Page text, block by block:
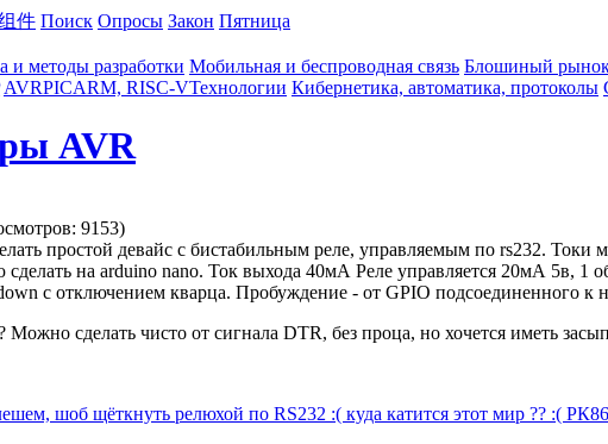
件 Поиск Опросы Закон Пятница
и методы разработки Мобильная и беспроводная связь Блошиный
AVRPICARM, RISC-VТехнологии Кибернетика, автоматика, протоколы
AVR
9153)
простой девайс с бистабильным реле, управляемым по rs232.
на arduino nano. Ток выхода 40мА Реле управляется 20мА 5в, 1
с отключением кварца. Пробуждение - от GPIO подсоединенного к
Можно сделать чисто от сигнала DTR, без проца, но хочется иметь
шоб щёткнуть релюхой по RS232 :( куда катится этот мир ?? :(